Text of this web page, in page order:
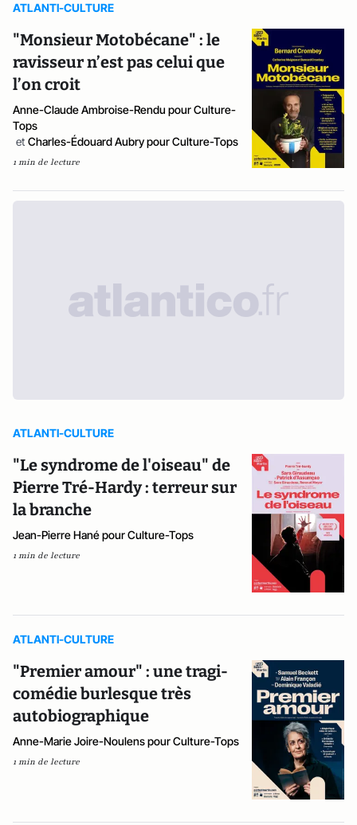
ATLANTI-CULTURE
"Monsieur Motobécane" : le
ravisseur n’est pas celui que
l’on croit
Anne-Claude Ambroise-Rendu pour Culture-
Tops
et Charles-Édouard Aubry pour Culture-Tops
1 min de lecture
ATLANTI-CULTURE
"Le syndrome de l'oiseau" de
Pierre Tré-Hardy : terreur sur
la branche
Jean-Pierre Hané pour Culture-Tops
1 min de lecture
ATLANTI-CULTURE
"Premier amour" : une tragi-
comédie burlesque très
autobiographique
Anne-Marie Joire-Noulens pour Culture-Tops
1 min de lecture